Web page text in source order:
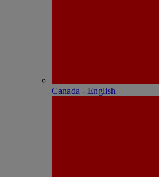
Canada - English